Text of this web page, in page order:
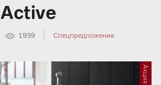
Active
1939 Спецпредложения
Акция